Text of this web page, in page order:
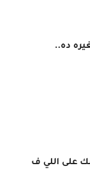
ده..
على اللي ف